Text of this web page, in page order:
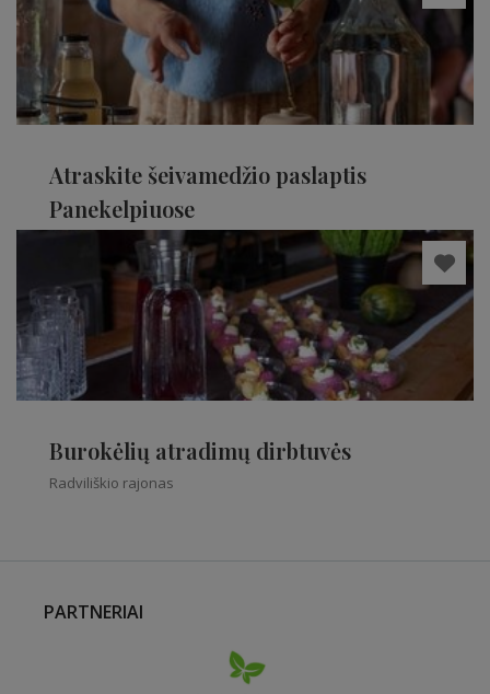
Atraskite šeivamedžio paslaptis
Panekelpiuose
Radviliškio rajonas
Burokėlių atradimų dirbtuvės
Radviliškio rajonas
PARTNERIAI